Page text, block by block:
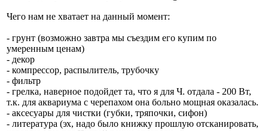
Чего нам не хватает на данный момент:
- грунт (возможно завтра мы съездим его купим по
умеренным ценам)
- декор
- компрессор, распылитель, трубочку
- фильтр
- грелка, наверное подойдет та, что я для Ч. отдала - 200 Вт,
т.к. для аквариума с черепахом она больно мощная оказалась.
- аксесуары для чистки (губки, тряпочки, сифон)
- литература (эх, надо было книжку прошлую отсканировать,